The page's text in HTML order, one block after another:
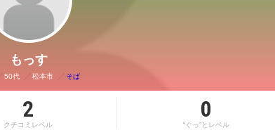
もっす
50代 松本市 そば
2
クチコミレベル
0
“ぐっ”とレベル